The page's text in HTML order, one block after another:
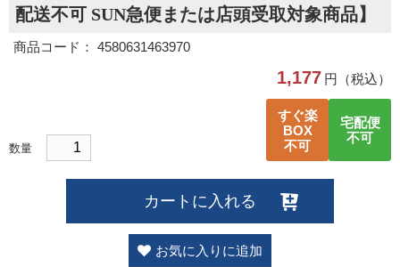
配送不可 SUN急便または店頭受取対象商品】
商品コード： 4580631463970
1,177 円（税込）
数量
すぐ楽
BOX
不可
宅配便
不可
カートに入れる
お気に入りに追加